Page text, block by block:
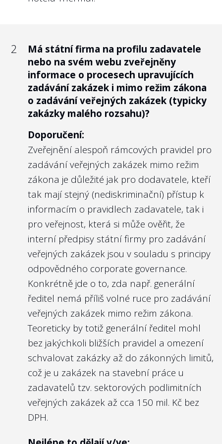
managementu, které „by měly přispívat k
dlouhodobé udržitelnosti dotčeného
subjektu a k plnění strategických cílů.
Zároveň by měly být kombinací
ekonomických a odborných kritérií.“
Nejlépe to dělají v/ve:
Vojenských lesích a statcích ČR, s.p.
Je vlastnická politika zveřejněna na
webu příslušného ministerstva nebo
státní firmy?
Doporučení:
Vzhledem k tomu, že jde o firmy 100%
vlastněné státem, a tedy lze říct, že všichni
občané jsou „akcionáři“ státních firem, pak
neexistuje rozumný důvod, proč alespoň v
základních parametrech účel a cíle
státních firem nezveřejňovat na webových
stránkách firmy. Ostatně obchodní
společnosti kotované na burze musí být ze
zákona o podnikání na kapitálovém trhu
právě takto transparentní vůči svým
akcionářům. Podobně transparentní by
Doporučení:
Pokud veřejnost navštíví stránky státní
firmy, měla by nabýt dojmu, že se státními
prostředky nakládají dostatečně
kompetentní lidé. Alespoň krátké CV,
případně prolink např. na profil na
LinkedInu, považujeme za naprostý
standard.
Namítne-li někdo, že jde o osobní údaje
zmíněných osob, pak 1. toto považujeme za
standard i v soukromém sektoru, 2. v
souladu snominačním zákonemzveřejňuje
vládní Výbor pro personální nominace ve
svýchzveřejněných zápisechi právě
životopisy posuzovaných kandidátů.
Nejlépe to dělají v/ve:
Národní rozvojové bance, a.s.
Zveřejňují členové managementu na
webu státní firmy svá angažmá v jiných
právnických osobách (orgány
obchodních společností, spolků,
samosprávy apod.)?
Doporučení:
2
Má státní firma na profilu zadavatele
nebo na svém webu zveřejněny
informace o procesech upravujících
zadávání zakázek i mimo režim zákona
o zadávání veřejných zakázek (typicky
zakázky malého rozsahu)?
Doporučení:
Zveřejnění alespoň rámcových pravidel pro
zadávání veřejných zakázek mimo režim
zákona je důležité jak pro dodavatele, kteří
tak mají stejný (nediskriminační) přístup k
informacím o pravidlech zadavatele, tak i
pro veřejnost, která si může ověřit, že
interní předpisy státní firmy pro zadávání
veřejných zakázek jsou v souladu s principy
odpovědného corporate governance.
Konkrétně jde o to, zda např. generální
ředitel nemá příliš volné ruce pro zadávání
veřejných zakázek mimo režim zákona.
Teoreticky by totiž generální ředitel mohl
bez jakýchkoli bližších pravidel a omezení
schvalovat zakázky až do zákonných limitů,
což je u zakázek na stavební práce u
zadavatelů tzv. sektorových podlimitních
veřejných zakázek až cca 150 mil. Kč bez
DPH.